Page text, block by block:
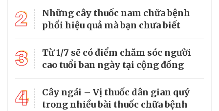
2
Những cây thuốc nam chữa bệnh
phổi hiệu quả mà bạn chưa biết
3
Từ 1/7 sẽ có điểm chăm sóc người
cao tuổi ban ngày tại cộng đồng
4
Cây ngái – Vị thuốc dân gian quý
trong nhiều bài thuốc chữa bệnh